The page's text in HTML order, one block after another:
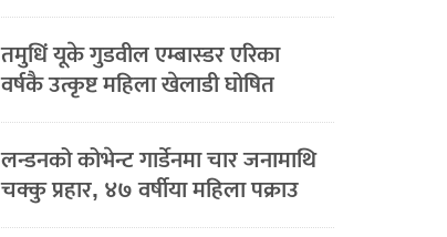
तमुधिं यूके गुडवील एम्बास्डर एरिका
वर्षकै उत्कृष्ट महिला खेलाडी घोषित
लन्डनको कोभेन्ट गार्डेनमा चार जनामाथि
चक्कु प्रहार, ४७ वर्षीया महिला पक्राउ